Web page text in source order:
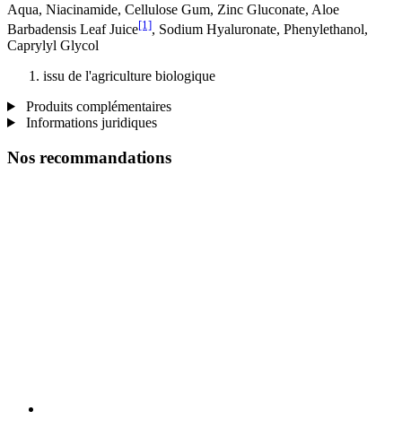
Aqua, Niacinamide, Cellulose Gum, Zinc Gluconate, Aloe
Barbadensis Leaf Juice[1], Sodium Hyaluronate, Phenylethanol,
Caprylyl Glycol
issu de l'agriculture biologique
Produits complémentaires
Informations juridiques
Nos recommandations